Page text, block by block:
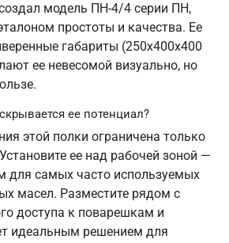
модель ПН-4/4 серии ПН,
простоты и качества. Ее
габариты (250х400х400
ее невесомой визуально, но
ее потенциал?
этой полки ограничена только
ее над рабочей зоной —
для самых часто используемых
масел. Разместите рядом с
доступа к поварешкам и
идеальным решением для